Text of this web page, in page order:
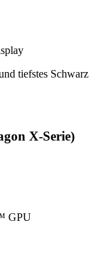
tiefstes Schwarz
X-Serie)
GPU